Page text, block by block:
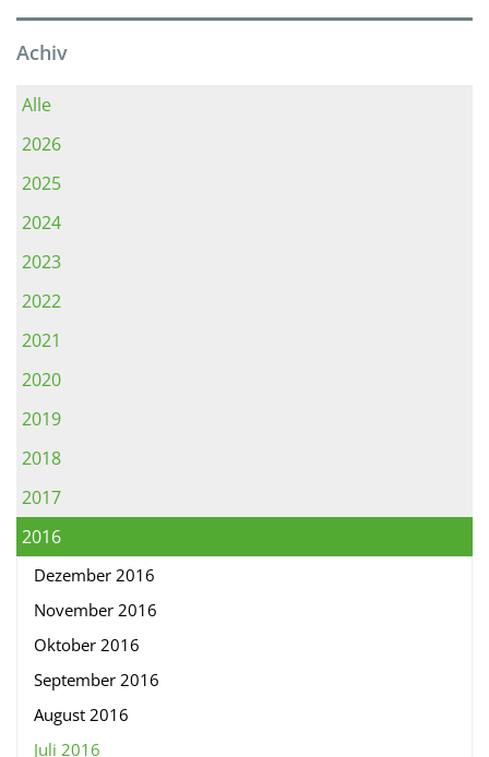
Achiv
Alle
2026
2025
2024
2023
2022
2021
2020
2019
2018
2017
2016
Dezember 2016
November 2016
Oktober 2016
September 2016
August 2016
Juli 2016